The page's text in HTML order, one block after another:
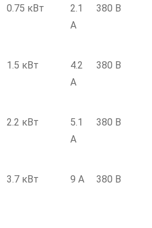
0.75 кВт
2.1
А
380 В
1.5 кВт
4.2
А
380 В
2.2 кВт
5.1
А
380 В
3.7 кВт 9 А 380 В